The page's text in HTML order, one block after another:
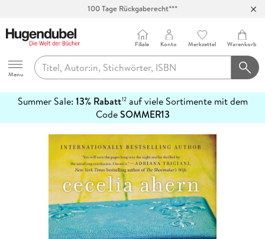
100 Tage Rückgaberecht***
Hugendubel
Menu
Filiale Konto Merkzettel Warenkorb
Summer Sale: 13% Rabatt12auf viele Sortimente mit dem
CodeSOMMER13
erfahren